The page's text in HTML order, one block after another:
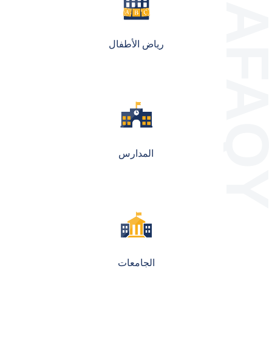
رياض الأطفال
المدارس
الجامعات